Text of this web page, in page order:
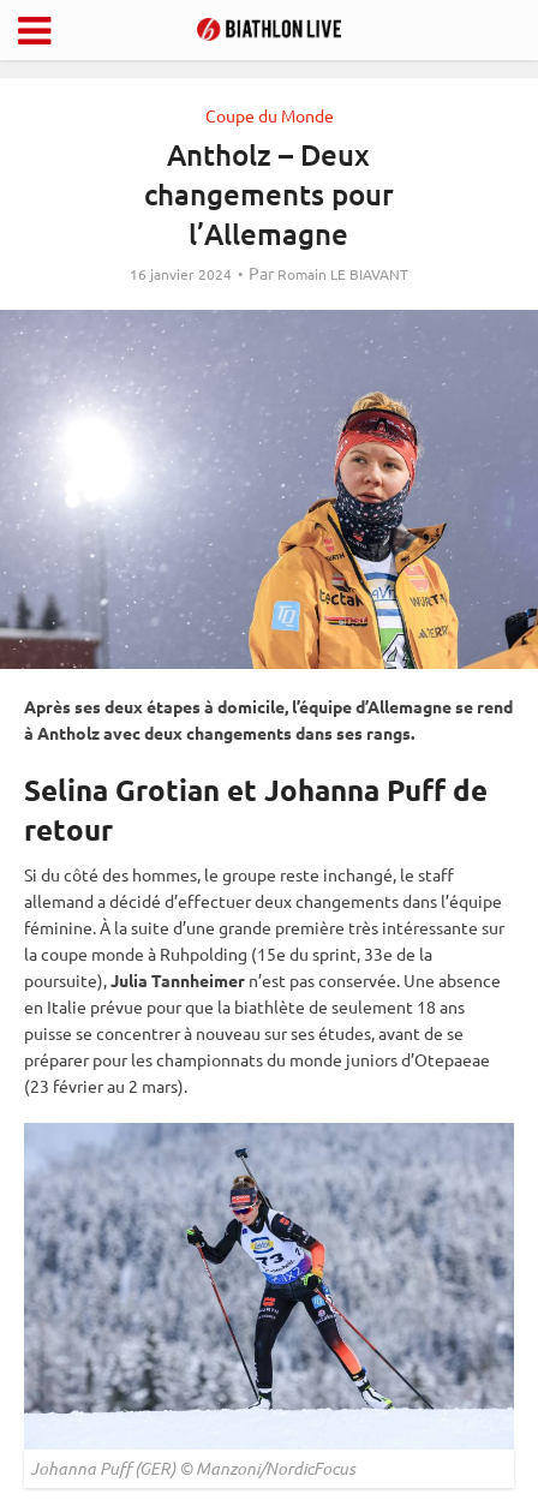
Coupe du Monde
Antholz – Deux
changements pour
l’Allemagne
16 janvier 2024 Par Romain LE BIAVANT
Après ses deux étapes à domicile, l’équipe d’Allemagne se rend
à Antholz avec deux changements dans ses rangs.
Selina Grotian et Johanna Puff de
retour
Si du côté des hommes, le groupe reste inchangé, le staff
allemand a décidé d’effectuer deux changements dans l’équipe
féminine. À la suite d’une grande première très intéressante sur
la coupe monde à Ruhpolding (15e du sprint, 33e de la
poursuite),Julia Tannheimer n’est pas conservée. Une absence
en Italie prévue pour que la biathlète de seulement 18 ans
puisse se concentrer à nouveau sur ses études, avant de se
préparer pour leschampionnats du monde juniors d’Otepaeae
(23 février au 2 mars).
Johanna Puff (GER) © Manzoni/NordicFocus